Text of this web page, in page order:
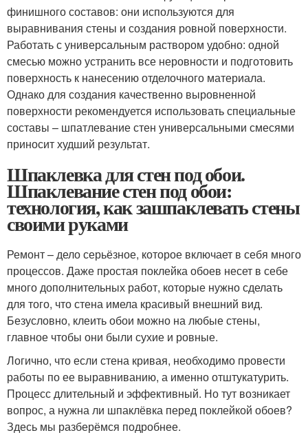
финишного составов: они используются для
выравнивания стены и создания ровной поверхности.
Работать с универсальным раствором удобно: одной
смесью можно устранить все неровности и подготовить
поверхность к нанесению отделочного материала.
Однако для создания качественно выровненной
поверхности рекомендуется использовать специальные
составы – шпатлевание стен универсальными смесями
приносит худший результат.
Шпаклевка для стен под обои.
Шпаклевание стен под обои:
технология, как зашпаклевать стены
своими руками
Ремонт – дело серьёзное, которое включает в себя много
процессов. Даже простая поклейка обоев несет в себе
много дополнительных работ, которые нужно сделать
для того, что стена имела красивый внешний вид.
Безусловно, клеить обои можно на любые стены,
главное чтобы они были сухие и ровные.
Логично, что если стена кривая, необходимо провести
работы по ее выравниванию, а именно отштукатурить.
Процесс длительный и эффективный. Но тут возникает
вопрос, а нужна ли шпаклёвка перед поклейкой обоев?
Здесь мы разберёмся подробнее.